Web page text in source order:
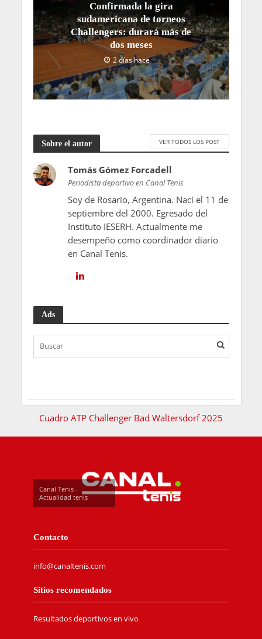
Confirmada la gira
sudamericana de torneos
Challengers: durará más de
dos meses
2 días hace
Sobre el autor VER TODOS LOS POST
Tomás Gómez Forcadell
Periodista deportivo en Canal Tenis
Soy de Rosario, Argentina. Nací el 11 de
septiembre del 2000. Egresado del
Instituto IESERH. Actualmente me
desempeño como coordinador diario
en Canal Tenis.
Ads
Cuadro ATP Challenger Bad Waltersdorf 2025
Canal Tenis -
Actualidad tenis
Contacto
info@canaltenis.com
Sitios recomendados
Resultados deportivos en vivo